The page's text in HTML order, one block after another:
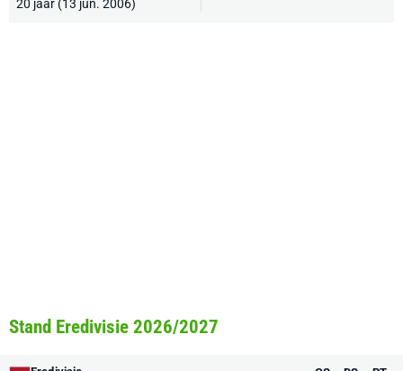
20 jaar (13 jun. 2006)
Stand Eredivisie 2026/2027